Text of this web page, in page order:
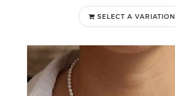
SELECT A VARIATION